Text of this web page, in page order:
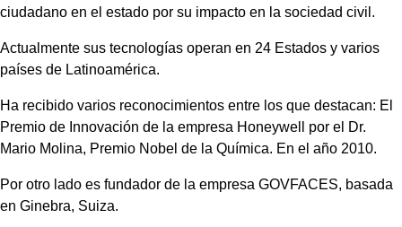
ciudadano en el estado por su impacto en la sociedad civil.
Actualmente sus tecnologías operan en 24 Estados y varios
países de Latinoamérica.
Ha recibido varios reconocimientos entre los que destacan: El
Premio de Innovación de la empresa Honeywell por el Dr.
Mario Molina, Premio Nobel de la Química. En el año 2010.
Por otro lado es fundador de la empresa GOVFACES, basada
en Ginebra, Suiza.